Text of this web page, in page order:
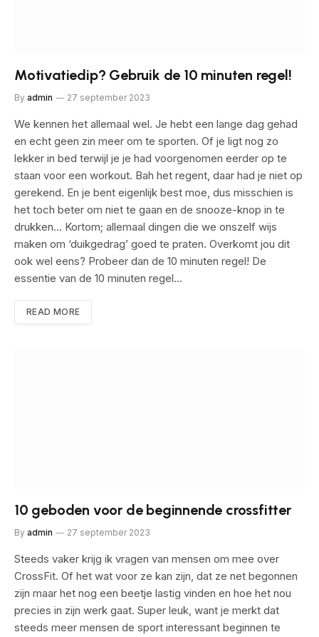
Motivatiedip? Gebruik de 10 minuten regel!
By admin 27 september 2023
We kennen het allemaal wel. Je hebt een lange dag gehad
en echt geen zin meer om te sporten. Of je ligt nog zo
lekker in bed terwijl je je had voorgenomen eerder op te
staan voor een workout. Bah het regent, daar had je niet op
gerekend. En je bent eigenlijk best moe, dus misschien is
het toch beter om niet te gaan en de snooze-knop in te
drukken… Kortom; allemaal dingen die we onszelf wijs
maken om ‘duikgedrag’ goed te praten. Overkomt jou dit
ook wel eens? Probeer dan de 10 minuten regel! De
essentie van de 10 minuten regel…
READ MORE
10 geboden voor de beginnende crossfitter
By admin 27 september 2023
Steeds vaker krijg ik vragen van mensen om mee over
CrossFit. Of het wat voor ze kan zijn, dat ze net begonnen
zijn maar het nog een beetje lastig vinden en hoe het nou
precies in zijn werk gaat. Super leuk, want je merkt dat
steeds meer mensen de sport interessant beginnen te